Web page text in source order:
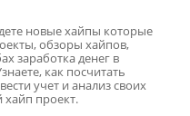
новые хайпы которые
обзоры хайпов,
заработка денег в
как посчитать
учет и анализ своих
проект.